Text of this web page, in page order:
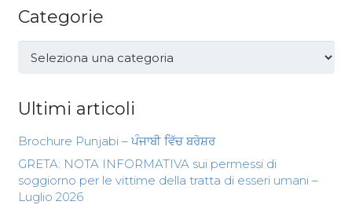
Categorie
Categorie
Ultimi articoli
Brochure Punjabi – ਪੰਜਾਬੀ ਵਿੱਚ ਬਰੋਸ਼ਰ
GRETA: NOTA INFORMATIVA sui permessi di
soggiorno per le vittime della tratta di esseri umani –
Luglio 2026